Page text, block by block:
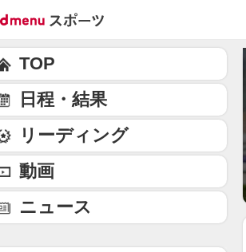
TOP
日程・結果
リーディング
動画
ニュース